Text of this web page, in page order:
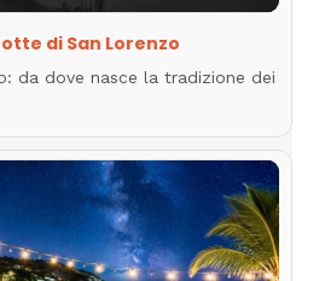
di San Lorenzo
da dove nasce la tradizione dei